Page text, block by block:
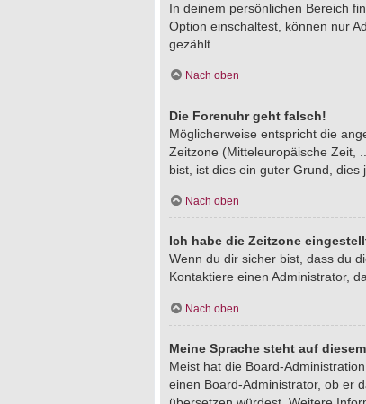
In deinem persönlichen Bereich
Option einschaltest, können nur
gezählt.
Nach oben
Die Forenuhr geht falsch!
Möglicherweise entspricht die
Zeitzone (Mitteleuropäische Zeit,
bist, ist dies ein guter Grund, dies
Nach oben
Ich habe die Zeitzone
Wenn du dir sicher bist, dass du
Kontaktiere einen Administrator,
Nach oben
Meine Sprache steht auf
Meist hat die Board-
einen Board-Administrator, ob er